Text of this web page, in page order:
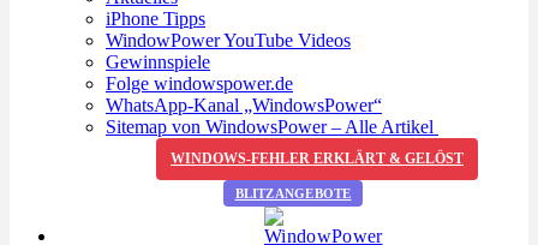
iPhone Tipps
WindowPower YouTube Videos
Gewinnspiele
Folge windowspower.de
WhatsApp-Kanal „WindowsPower“
Sitemap von WindowsPower – Alle Artikel
WINDOWS-FEHLER ERKLÄRT & GELÖST
BLITZANGEBOTE